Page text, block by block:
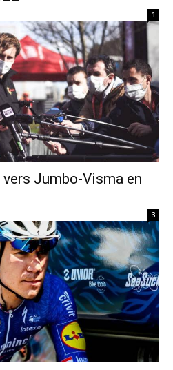
1
Jumbo-Visma en
3